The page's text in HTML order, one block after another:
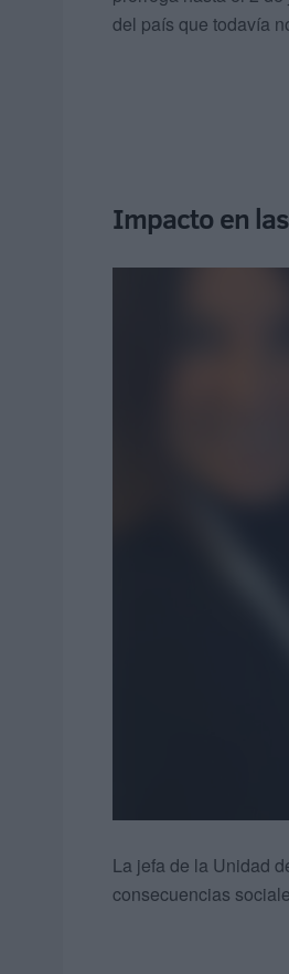
del país que todavía
Impacto en las
La jefa de la Unidad
consecuencias